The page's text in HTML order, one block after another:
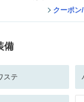
クーポン
備
ステ